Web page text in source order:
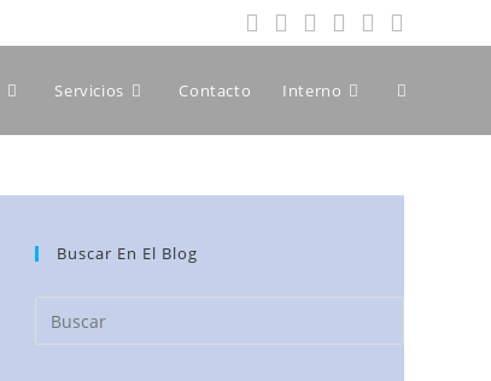
Servicios Contacto Interno
Buscar En El Blog